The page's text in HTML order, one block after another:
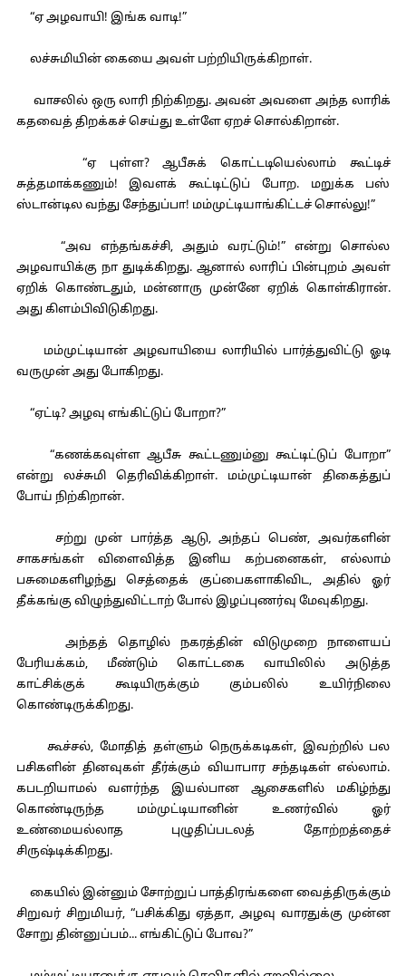
“ஏ அழவாயி! இங்க வாடி!”
லச்சுமியின் கையை அவள் பற்றியிருக்கிறாள்.
வாசலில் ஒரு லாரி நிற்கிறது. அவன் அவளை அந்த லாரிக்
கதவைத் திறக்கச் செய்து உள்ளே ஏறச் சொல்கிறான்.
“ஏ புள்ள? ஆபீசுக் கொட்டடியெல்லாம் கூட்டிச்
சுத்தமாக்கணும்! இவளக் கூட்டிட்டுப் போற. மறுக்க பஸ்
ஸ்டான்டில வந்து சேந்துப்பா! மம்முட்டியாங்கிட்டச் சொல்லு!”
“அவ எந்தங்கச்சி, அதும் வரட்டும்!” என்று சொல்ல
அழவாயிக்கு நா துடிக்கிறது. ஆனால் லாரிப் பின்புறம் அவள்
ஏறிக் கொண்டதும், மன்னாரு முன்னே ஏறிக் கொள்கிரான்.
அது கிளம்பிவிடுகிறது.
மம்முட்டியான் அழவாயியை லாரியில் பார்த்துவிட்டு ஓடி
வருமுன் அது போகிறது.
“ஏட்டி? அழவு எங்கிட்டுப் போறா?”
“கணக்கவுள்ள ஆபீசு கூட்டணும்னு கூட்டிட்டுப் போறா”
என்று லச்சுமி தெரிவிக்கிறாள். மம்முட்டியான் திகைத்துப்
போய் நிற்கிறான்.
சற்று முன் பார்த்த ஆடு, அந்தப் பெண், அவர்களின்
சாகசங்கள் விளைவித்த இனிய கற்பனைகள், எல்லாம்
பசுமைகளிழந்து செத்தைக் குப்பைகளாகிவிட, அதில் ஓர்
தீக்கங்கு விழுந்துவிட்டாற் போல் இழப்புணர்வு மேவுகிறது.
அந்தத் தொழில் நகரத்தின் விடுமுறை நாளையப்
பேரியக்கம், மீண்டும் கொட்டகை வாயிலில் அடுத்த
காட்சிக்குக் கூடியிருக்கும் கும்பலில் உயிர்நிலை
கொண்டிருக்கிறது.
கூச்சல், மோதித் தள்ளும் நெருக்கடிகள், இவற்றில் பல
பசிகளின் தினவுகள் தீர்க்கும் வியாபார சந்தடிகள் எல்லாம்.
கபடறியாமல் வளர்ந்த இயல்பான ஆசைகளில் மகிழ்ந்து
கொண்டிருந்த மம்முட்டியானின் உணர்வில் ஓர்
உண்மையல்லாத புழுதிப்படலத் தோற்றத்தைச்
சிருஷ்டிக்கிறது.
கையில் இன்னும் சோற்றுப் பாத்திரங்களை வைத்திருக்கும்
சிறுவர் சிறுமியர், “பசிக்கிது ஏத்தா, அழவு வாரதுக்கு முன்ன
சோறு தின்னுப்பம்... எங்கிட்டுப் போவ?”